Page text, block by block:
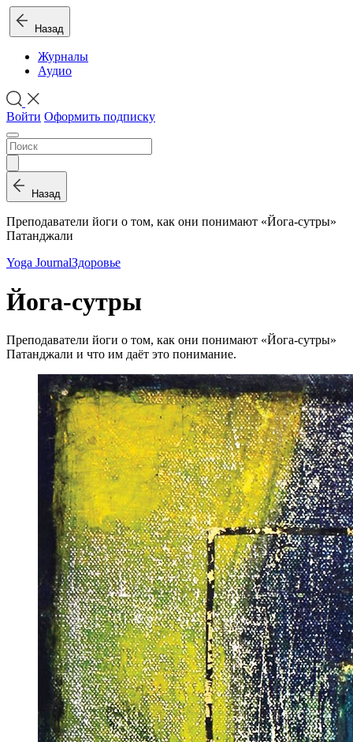
Назад
Журналы
Аудио
Войти Оформить подписку
Назад
Преподаватели йоги о том, как они понимают «Йога-сутры»
Патанджали
Yoga JournalЗдоровье
Йога-сутры
Преподаватели йоги о том, как они понимают «Йога-сутры»
Патанджали и что им даёт это понимание.